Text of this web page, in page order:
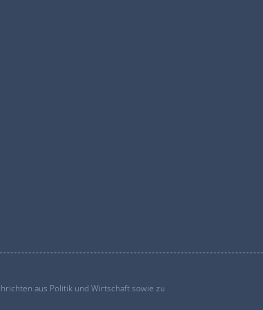
aus Politik und Wirtschaft sowie zu